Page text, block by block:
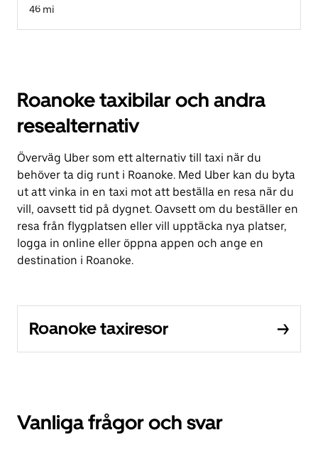
46 mi
Roanoke taxibilar och andra
resealternativ
Överväg Uber som ett alternativ till taxi när du
behöver ta dig runt i Roanoke. Med Uber kan du byta
ut att vinka in en taxi mot att beställa en resa när du
vill, oavsett tid på dygnet. Oavsett om du beställer en
resa från flygplatsen eller vill upptäcka nya platser,
logga in online eller öppna appen och ange en
destination i Roanoke.
Roanoke taxiresor
Vanliga frågor och svar